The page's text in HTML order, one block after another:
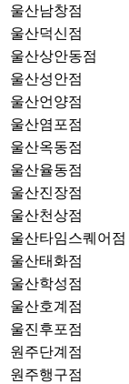
울산남창점
울산덕신점
울산상안동점
울산성안점
울산언양점
울산염포점
울산옥동점
울산율동점
울산진장점
울산천상점
울산타임스퀘어점
울산태화점
울산학성점
울산호계점
울진후포점
원주단계점
원주행구점